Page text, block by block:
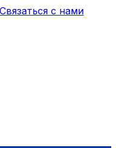
Связаться с нами